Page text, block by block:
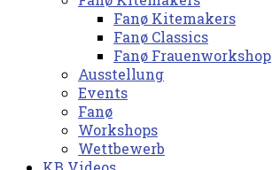
Fanø Kitemakers
Fanø Classics
Fanø Frauenworkshop
Ausstellung
Events
Fanø
Workshops
Wettbewerb